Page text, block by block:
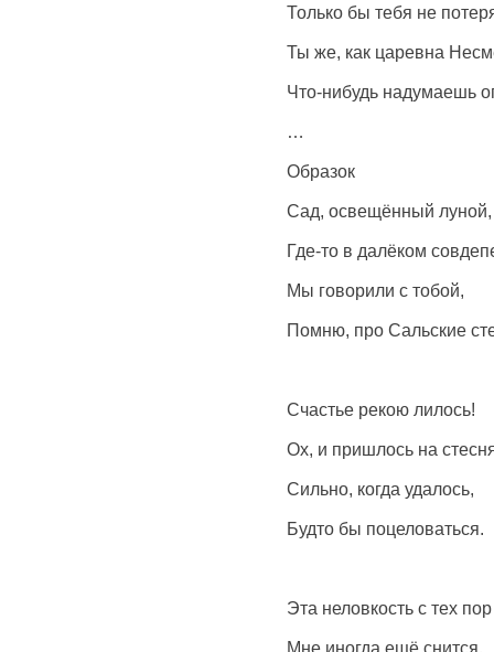
Только бы тебя не
Ты же, как царевна
Что-нибудь надумаешь
Образок
Сад, освещённый луной,
Где-то в далёком
Мы говорили с тобой,
Помню, про Сальские
Счастье рекою лилось!
Ох, и пришлось на
Сильно, когда удалось,
Будто бы поцеловаться.
Эта неловкость с тех пор
Мне иногда ещё снится.